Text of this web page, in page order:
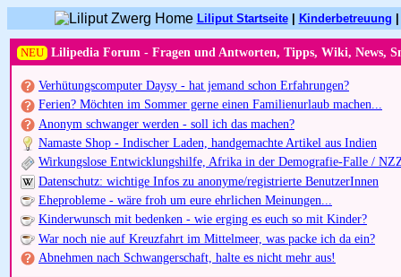
Liliput Startseite| Kinderbetreuung
NEU Lilipedia Forum - Fragen und Antworten, Tipps, Wiki, News,
Verhütungscomputer Daysy - hat jemand schon Erfahrungen?
Ferien? Möchten im Sommer gerne einen Familienurlaub machen...
Anonym schwanger werden - soll ich das machen?
Namaste Shop - Indischer Laden, handgemachte Artikel aus Indien
Wirkungslose Entwicklungshilfe, Afrika in der Demografie-Falle /
Datenschutz: wichtige Infos zu anonyme/registrierte BenutzerInnen
Eheprobleme - wäre froh um eure ehrlichen Meinungen...
Kinderwunsch mit bedenken - wie erging es euch so mit Kinder?
War noch nie auf Kreuzfahrt im Mittelmeer, was packe ich da ein?
Abnehmen nach Schwangerschaft, halte es nicht mehr aus!